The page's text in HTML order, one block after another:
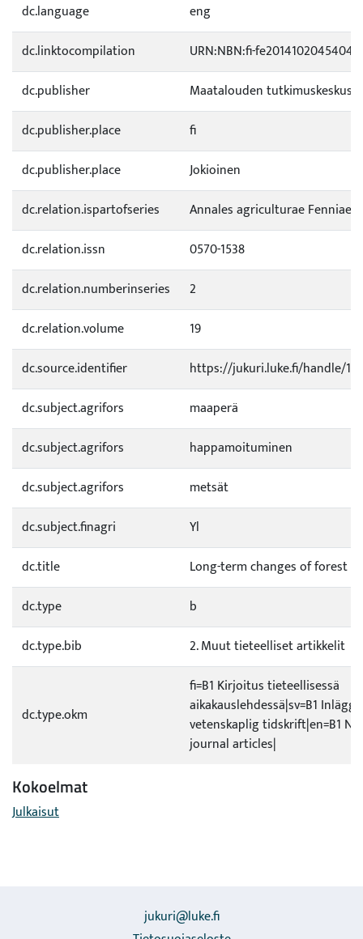
dc.language
eng
dc.linktocompilation
URN:NBN:fi-fe2014102045404
dc.publisher
Maatalouden tutkimuskeskus
dc.publisher.place
fi
dc.publisher.place
Jokioinen
dc.relation.ispartofseries
Annales agriculturae Fenniae
dc.relation.issn
0570-1538
dc.relation.numberinseries
2
dc.relation.volume
19
dc.source.identifier
https://jukuri.luke.fi/handle/
dc.subject.agrifors
maaperä
dc.subject.agrifors
happamoituminen
dc.subject.agrifors
metsät
dc.subject.finagri
Yl
dc.title
Long-term changes of forest
dc.type
b
dc.type.bib
2. Muut tieteelliset artikkelit
dc.type.okm
fi=B1 Kirjoitus tieteellisessä
aikakauslehdessä|sv=B1 Inlägg
vetenskaplig tidskrift|en=B1
journal articles|
Kokoelmat
Julkaisut
jukuri@luke.fi